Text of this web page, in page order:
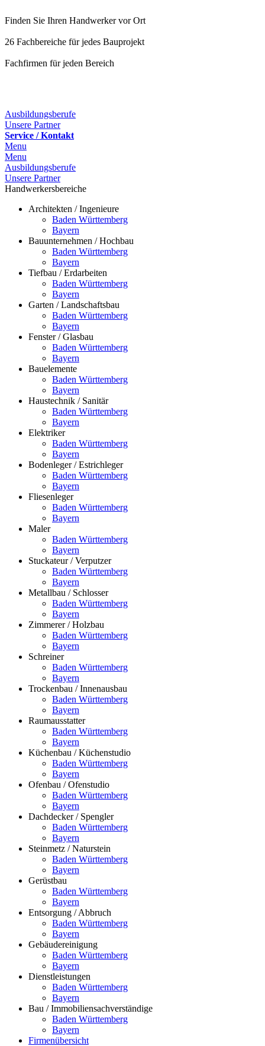
Finden Sie Ihren Handwerker vor Ort
26 Fachbereiche für jedes Bauprojekt
Fachfirmen für jeden Bereich
Ausbildungsberufe
Unsere Partner
Service / Kontakt
Menu
Menu
Ausbildungsberufe
Unsere Partner
Handwerkersbereiche
Architekten / Ingenieure
Baden Württemberg
Bayern
Bauunternehmen / Hochbau
Baden Württemberg
Bayern
Tiefbau / Erdarbeiten
Baden Württemberg
Bayern
Garten / Landschaftsbau
Baden Württemberg
Bayern
Fenster / Glasbau
Baden Württemberg
Bayern
Bauelemente
Baden Württemberg
Bayern
Haustechnik / Sanitär
Baden Württemberg
Bayern
Elektriker
Baden Württemberg
Bayern
Bodenleger / Estrichleger
Baden Württemberg
Bayern
Fliesenleger
Baden Württemberg
Bayern
Maler
Baden Württemberg
Bayern
Stuckateur / Verputzer
Baden Württemberg
Bayern
Metallbau / Schlosser
Baden Württemberg
Bayern
Zimmerer / Holzbau
Baden Württemberg
Bayern
Schreiner
Baden Württemberg
Bayern
Trockenbau / Innenausbau
Baden Württemberg
Bayern
Raumausstatter
Baden Württemberg
Bayern
Küchenbau / Küchenstudio
Baden Württemberg
Bayern
Ofenbau / Ofenstudio
Baden Württemberg
Bayern
Dachdecker / Spengler
Baden Württemberg
Bayern
Steinmetz / Naturstein
Baden Württemberg
Bayern
Gerüstbau
Baden Württemberg
Bayern
Entsorgung / Abbruch
Baden Württemberg
Bayern
Gebäudereinigung
Baden Württemberg
Bayern
Dienstleistungen
Baden Württemberg
Bayern
Bau / Immobiliensachverständige
Baden Württemberg
Bayern
Firmenübersicht